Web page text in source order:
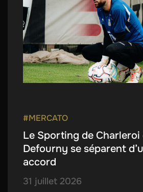
#MERCATO
Le Sporting de Charleroi
Defourny se séparent
accord
31 juillet 2026